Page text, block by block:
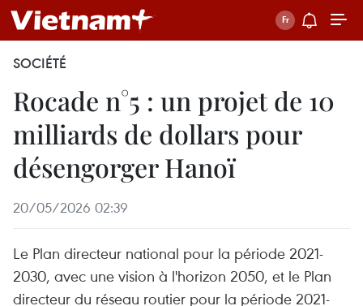
SOCIÉTÉ
Rocade n°5 : un projet de 10
milliards de dollars pour
désengorger Hanoï
20/05/2026 02:39
Le Plan directeur national pour la période 2021-
2030, avec une vision à l'horizon 2050, et le Plan
directeur du réseau routier pour la période 2021-